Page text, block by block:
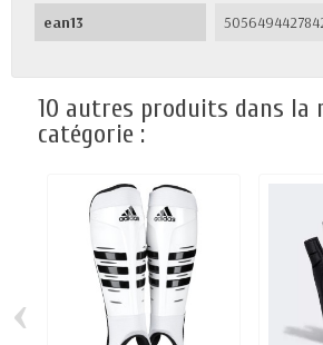
ean13
10 autres produits dans la
catégorie :
‹